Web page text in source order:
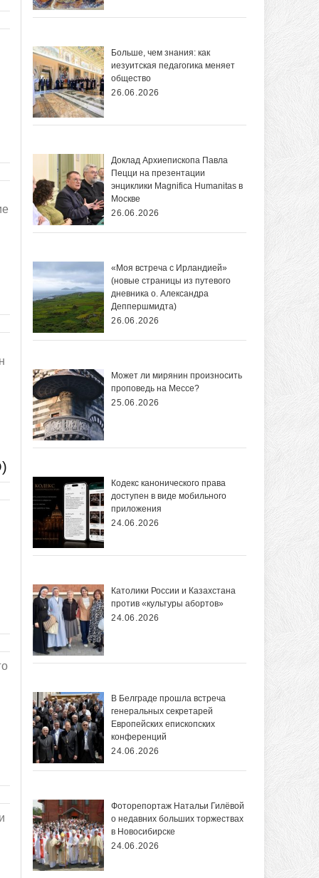
Больше, чем знания: как
иезуитская педагогика меняет
общество
26.06.2026
Доклад Архиепископа Павла
Пецци на презентации
энциклики Magnifica Нumanitas в
Москве
26.06.2026
«Моя встреча с Ирландией»
(новые страницы из путевого
дневника о. Александра
Деппершмидта)
26.06.2026
Может ли мирянин произносить
проповедь на Мессе?
25.06.2026
Кодекс канонического права
доступен в виде мобильного
приложения
24.06.2026
Католики России и Казахстана
против «культуры абортов»
24.06.2026
В Белграде прошла встреча
генеральных секретарей
Европейских епископских
конференций
24.06.2026
Фоторепортаж Натальи Гилёвой
о недавних больших торжествах
в Новосибирске
24.06.2026